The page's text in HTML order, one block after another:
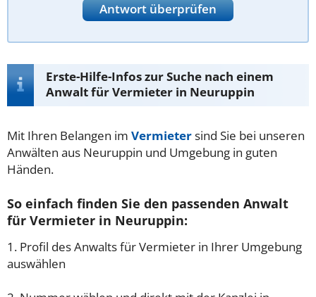
Antwort überprüfen
Erste-Hilfe-Infos zur Suche nach einem
Anwalt für Vermieter in Neuruppin
Mit Ihren Belangen im Vermietersind Sie bei unseren
Anwälten aus Neuruppin und Umgebung in guten
Händen.
So einfach finden Sie den passenden Anwalt
für Vermieter in Neuruppin:
1. Profil des Anwalts für Vermieter in Ihrer Umgebung
auswählen